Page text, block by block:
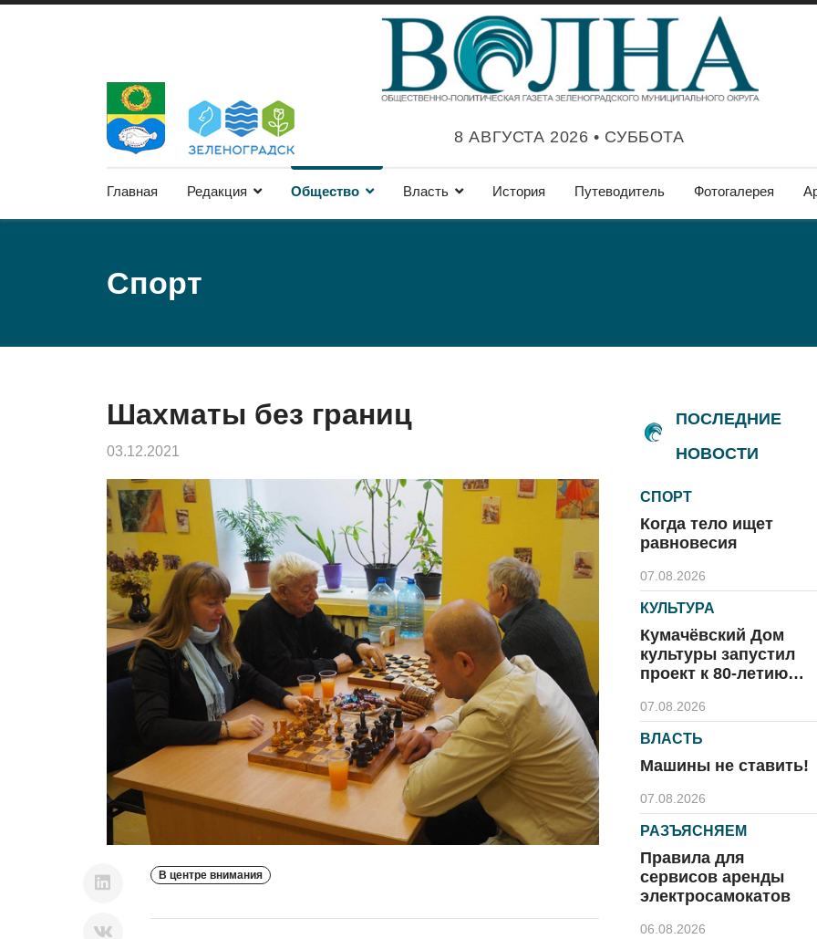
8 АВГУСТА 2026 • СУББОТА
Главная Редакция Общество Власть История Путеводитель Фотогалерея
Спорт
Шахматы без границ
03.12.2021
В центре внимания
ПОСЛЕДНИЕ
НОВОСТИ
СПОРТ
Когда тело ищет
равновесия
07.08.2026
КУЛЬТУРА
Кумачёвский Дом
культуры запустил
проект к 80-летию
07.08.2026
ВЛАСТЬ
Машины не ставить!
07.08.2026
РАЗЪЯСНЯЕМ
Правила для
сервисов аренды
электросамокатов
06.08.2026